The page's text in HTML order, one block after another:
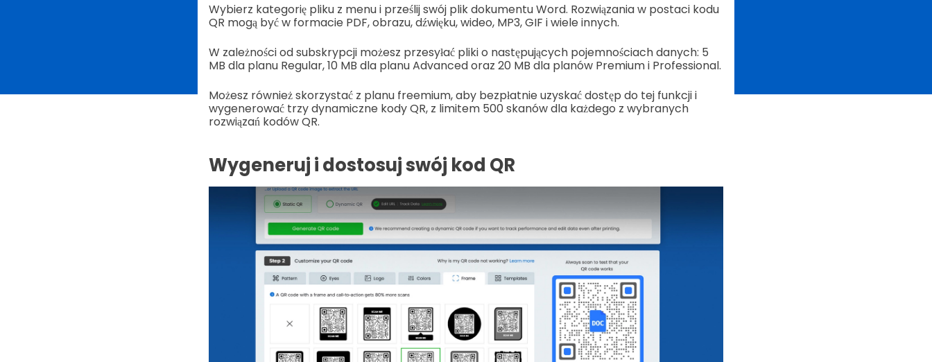
Wybierz kategorię pliku z menu i prześlij swój plik dokumentu Word. Rozwiązania w postaci kodu
QR mogą być w formacie PDF, obrazu, dźwięku, wideo, MP3, GIF i wiele innych.
W zależności od subskrypcji możesz przesyłać pliki o następujących pojemnościach danych: 5
MB dla planu Regular, 10 MB dla planu Advanced oraz 20 MB dla planów Premium i Professional.
Możesz również skorzystać z planu freemium, aby bezpłatnie uzyskać dostęp do tej funkcji i
wygenerować trzy dynamiczne kody QR, z limitem 500 skanów dla każdego z wybranych
rozwiązań kodów QR.
Wygeneruj i dostosuj swój kod QR